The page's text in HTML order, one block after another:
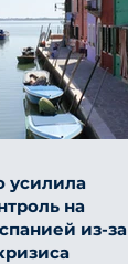
усилила
на
из-за